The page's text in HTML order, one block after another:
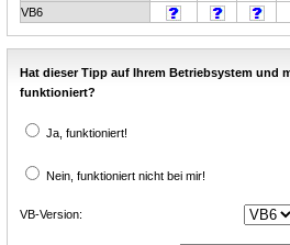
VB6
Hat dieser Tipp auf Ihrem Betriebsystem und
funktioniert?
Ja, funktioniert!
Nein, funktioniert nicht bei mir!
VB-Version: